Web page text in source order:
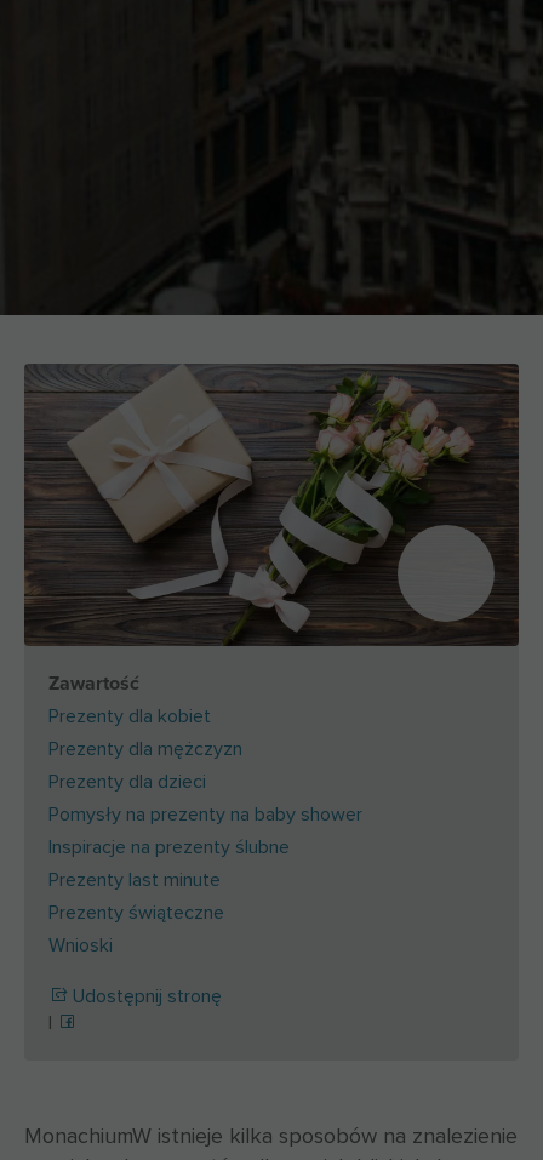
Zawartość
Prezenty dla kobiet
Prezenty dla mężczyzn
Prezenty dla dzieci
Pomysły na prezenty na baby shower
Inspiracje na prezenty ślubne
Prezenty last minute
Prezenty świąteczne
Wnioski
Udostępnij stronę
MonachiumW istnieje kilka sposobów na znalezienie